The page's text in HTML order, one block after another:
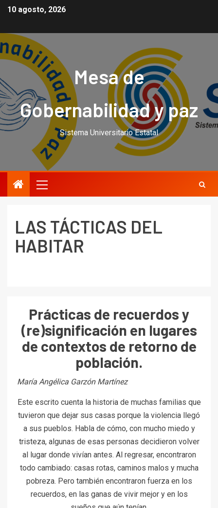
10 agosto, 2026
Mesa de
Gobernabilidad y paz
Sistema Universitario Estatal
LAS TÁCTICAS DEL
HABITAR
Prácticas de recuerdos y
(re)significación en lugares
de contextos de retorno de
población.
María Angélica Garzón Martínez
Este escrito cuenta la historia de muchas familias que
tuvieron que dejar sus casas porque la violencia llegó
a sus pueblos. Habla de cómo, con mucho miedo y
tristeza, algunas de esas personas decidieron volver
al lugar donde vivían antes. Al regresar, encontraron
todo cambiado: casas rotas, caminos malos y mucha
pobreza. Pero también encontraron fuerza en los
recuerdos, en las ganas de vivir mejor y en los